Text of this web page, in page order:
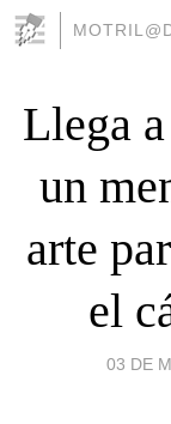
Llega a
un
arte
el
03 DE